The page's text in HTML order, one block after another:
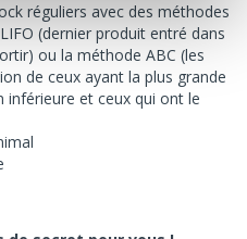
réguliers avec des méthodes
(dernier produit entré dans
ou la méthode ABC (les
de ceux ayant la plus grande
et ceux qui ont le